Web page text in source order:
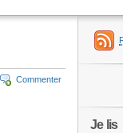
Commenter
Je lis